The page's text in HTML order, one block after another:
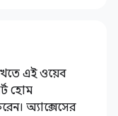
এই ওয়েব
হোম
অ্যাক্সেসের